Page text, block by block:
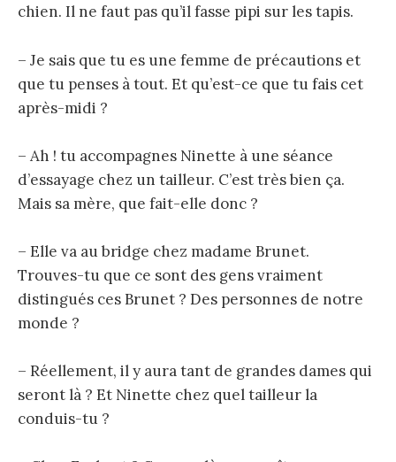
chien. Il ne faut pas qu’il fasse pipi sur les tapis.
– Je sais que tu es une femme de précautions et
que tu penses à tout. Et qu’est-ce que tu fais cet
après-midi ?
– Ah ! tu accompagnes Ninette à une séance
d’essayage chez un tailleur. C’est très bien ça.
Mais sa mère, que fait-elle donc ?
– Elle va au bridge chez madame Brunet.
Trouves-tu que ce sont des gens vraiment
distingués ces Brunet ? Des personnes de notre
monde ?
– Réellement, il y aura tant de grandes dames qui
seront là ? Et Ninette chez quel tailleur la
conduis-tu ?